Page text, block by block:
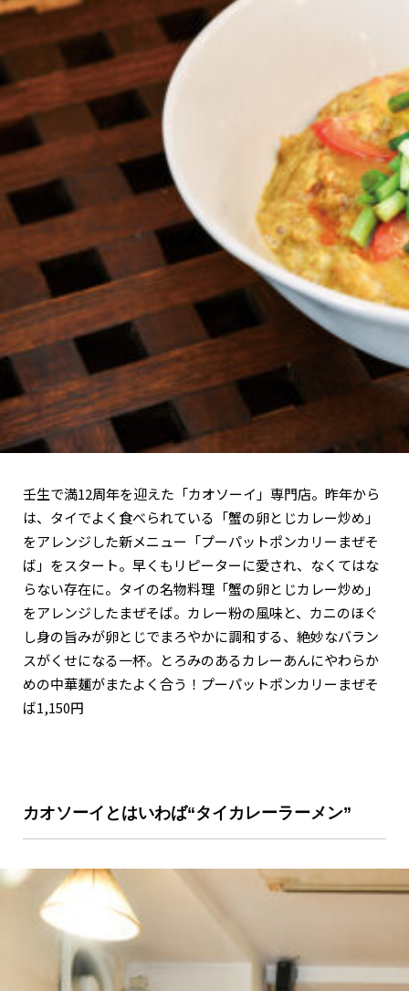
CULTURE
すべて
関西で開催。
おすすめの展覧会
おすすめの映画
誠光社で選びました。
おすすめの本
紹介します。
おすすめのイベント
壬生で満12周年を迎えた「カオソーイ」専門店。昨年から
は、タイでよく食べられている「蟹の卵とじカレー炒め」
をアレンジした新メニュー「プーパットポンカリーまぜそ
ば」をスタート。早くもリピーターに愛され、なくてはな
らない存在に。タイの名物料理「蟹の卵とじカレー炒め」
をアレンジしたまぜそば。カレー粉の風味と、カニのほぐ
し身の旨みが卵とじでまろやかに調和する、絶妙なバラン
スがくせになる一杯。とろみのあるカレーあんにやわらか
めの中華麺がまたよく合う！プーパットポンカリーまぜそ
ば1,150円
カオソーイとはいわば“タイカレーラーメン”